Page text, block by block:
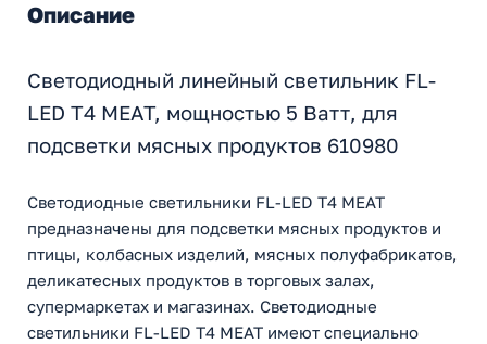
Описание
Светодиодный линейный светильник FL-
LED T4 MEAT, мощностью 5 Ватт, для
подсветки мясных продуктов 610980
Светодиодные светильники FL-LED T4 MEAT
предназначены для подсветки мясных продуктов и
птицы, колбасных изделий, мясных полуфабрикатов,
деликатесных продуктов в торговых залах,
супермаркетах и магазинах. Светодиодные
светильники FL-LED T4 MEAT имеют специально